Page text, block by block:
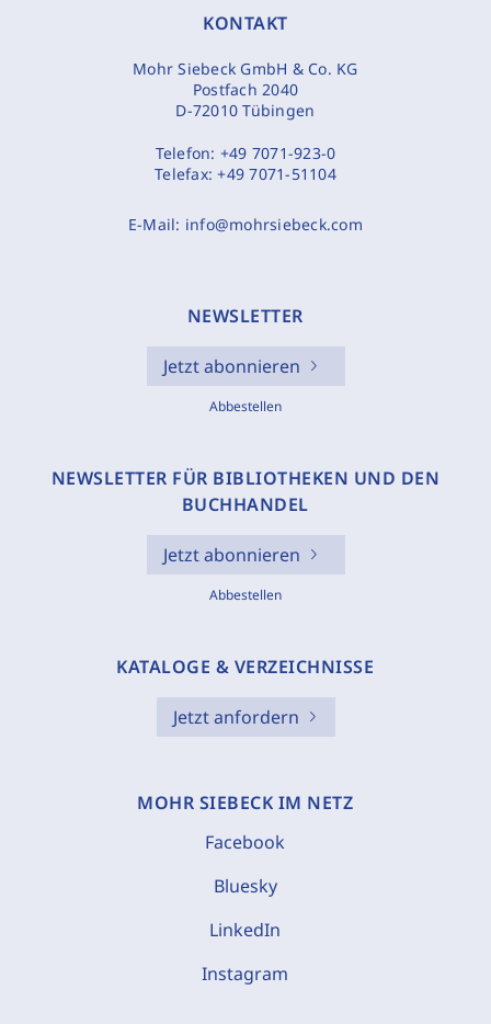
KONTAKT
Mohr Siebeck GmbH & Co. KG
Postfach 2040
D-72010 Tübingen
Telefon: +49 7071-923-0
Telefax:+49 7071-51104
E-Mail: info@mohrsiebeck.com
NEWSLETTER
Jetzt abonnieren
Abbestellen
NEWSLETTER FÜR BIBLIOTHEKEN UND DEN
BUCHHANDEL
Jetzt abonnieren
Abbestellen
KATALOGE & VERZEICHNISSE
Jetzt anfordern
MOHR SIEBECK IM NETZ
Facebook
Bluesky
LinkedIn
Instagram